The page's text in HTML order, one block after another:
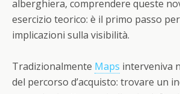
alberghiera, comprendere queste
esercizio teorico: è il primo passo
implicazioni sulla visibilità.
Tradizionalmente Maps interveniva
del percorso d’acquisto: trovare un